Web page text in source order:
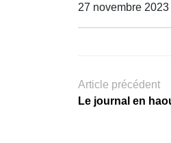
27 novembre 2023
Article précédent
Le journal en